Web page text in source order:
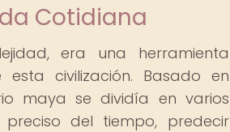
Cotidiana
era una herramienta
civilización. Basado en
maya se dividía en varios
del tiempo, predecir